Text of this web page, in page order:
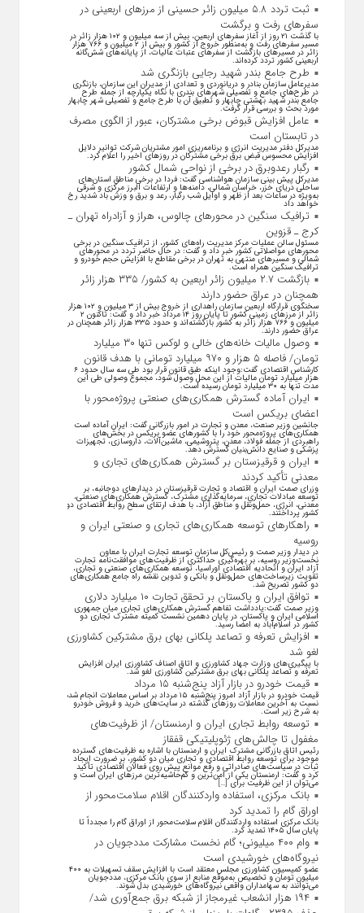
ثبت تردد ۵.۸ میلیون زائر حسینی از مرزهای اربعینی در
سفرهای رفت و برگشت
با گذشت ۲۱ روز از آغاز سفرهای اربعین، بیش از سه میلیون و ۱۰۲ هزار زائر در
مسیر سفرهای رفت و به‌منظور خروج از کشور و بیش از ۲ میلیون و ۷۶۶ هزار
زائر در مسیرهای بازگشت از سفرهای عتبات عالیات، از پایانه‌های شش‌گانه
اربعینی کشور تردد کرده‌اند.
طرح جامع بندر شهید رجایی بازنگری شد
مدیرعامل سازمان بنادر و دریانوردی و تعدادی از مدیران این سازمان، بازنگری
در طرح‌های جامع و تفصیلی شهر‌های بندری با نگاه یکپارچه از جمله طرح
جامع بندر شهید بهشتی چابهار و تطبیق آن با طرح جامع و تفصیلی شهر چابهار
مورد بحث و بررسی قرار گرفت.
عامل افزایش قبوض برخی مشترکان، عبور از الگوی مصرف
در تابستان است
مدیرکل دفتر مدیریت انرژی و برنامه‌ریزی امور مشتریان شرکت توانیر دلایل
افزایش محسوس قبض برق برخی مشترکان در روزهای اخیر را اعلام کرد.
رگبار رعدوبرق در برخی از نواحی شمال کشور
مدیرکل پیش بینی سازمان هواشناسی گفت: فردا در برخی مناطق استان‌های
ساحلی دریای خزر، خراسان شمالی، دامنه‌ها و ارتفاعات البرز مرکزی و شرقی
به‌ویژه در ساعات بعد از ظهر و اوایل شب رگبار، رعد و برق و وزش باد شدید رخ
خواهد داد
ترافیک سنگین در محورهای چالوس، هراز و آزادراه تهران ـ
کرج ـ قزوین
مسئول سالن عملیات مرکز مدیریت راه‌های کشور، از ترافیک سنگین در برخی
محورهای مواصلاتی کشور خبر داد و گفت: در حال حاضر تردد در محورهای
شمالی و مسیرهای منتهی به تهران در برخی مقاطع با افزایش حجم خودرو و
ترافیک سنگین همراه است.
بازگشت ۲.۷ میلیون زائر اربعین به کشور/ ۳۳۵ هزار زائر
همچنان در عراق حضور دارند
سخنگوی قرارگاه اربعین سازمان راهداری از خروج بیش از ۳ میلیون و ۱۰۲ هزار
زائر از مرز‌های زمینی کشور تا پایان روز ۱۴ مرداد خبر داد و گفت: تاکنون ۲
میلیون و ۷۶۶ هزار زائر به کشور بازگشته‌اند و حدود ۳۳۵ هزار زائر همچنان در
عراق حضور دارند.
وصول مالیات خانه‌های خالی و لوکس تنها ۳۰ میلیارد
تومان/ فاصله ۵ هزار و ۹۷۰ میلیارد تومانی با هدف قانون
کارشناس اقتصادی گفت:وجود اینکه طبق قانون قرار بود طی سه سال حدود ۶
هزار میلیارد تومان مالیات از این محل وصول شود، مجموع وصولی طی این
مدت تنها به ۳۰ میلیارد تومان رسیده است.
ایران آماده گسترش همکاری‌های صنعتی پروژه‌محور با
اعضای بریکس است
جانشین وزیر صنعت، معدن و تجارت در امور بازرگانی گفت: ایران آماده است
همکاری‌های پروژه‌محور خود را با کشور‌های عضو بریکس در بخش‌های
راهبردی از جمله فولاد، معدن، پتروشیمی، ماشین‌آلات، داروسازی، تجهیزات
پزشکی و صنایع دانش‌بنیان گسترش دهد.
ایران و قرقیزستان بر گسترش همکاری‌های تجاری و
معدنی تأکید کردند
وزرای صمت ایران و اقتصاد و تجارت قرقیزستان در دیدار‌های دوجانبه، بر
توسعه مبادلات تجاری، سرمایه‌گذاری مشترک، گسترش همکاری‌های صنعتی،
معدنی، انرژی، حمل‌ونقل و مناطق آزاد، با هدف ارتقای سطح روابط اقتصادی دو
کشور پرداختند.
راهکارهای توسعه همکاری‌های تجاری و صنعتی ایران و
روسیه
در دیدار وزیر صمت و رئیس‌کل سازمان توسعه تجارت ایران با معاون
نخست‌وزیر روسیه، بر بهره‌گیری حداکثری از ظرفیت‌های موافقت‌نامه تجارت
آزاد ایران و اتحادیه اقتصادی اوراسیا، توسعه همکاری‌های صنعتی و تجاری،
تقویت زیرساخت‌های حمل‌ونقل و بانکی و تدوین نقشه راه جامع همکاری‌های
دو کشور تصریح شد.
توافق ایران و پاکستان بر تحقق تجارت ۱۰ میلیارد دلاری
وزیر صمت گفت:یادداشت تفاهم گسترش همکاری‌های تجاری میان جمهوری
اسلامی ایران و پاکستان، در پایان دهمین نشست کمیته مشترک تجاری دو
کشور در اسلام‌آباد به امضا رسید.
افزایش تعرفه و تصاعد پلکانی بهای برق مشترکین کشاورزی
لغو شد
با پیگیری‌های وزارت جهاد کشاورزی و اتاق اصناف کشاورزی ایران افزایش
تعرفه و تصاعد پلکانی بهای برق مشترکین کشاورزی لغو شد.
قیمت خودرو در بازار آزاد پنج‌شنبه ۱۵ مرداد
قیمت خودرو در بازار آزاد امروز پنج‌شنبه ۱۵ مرداد بر اساس معاملات انجام شده
نسبت به آخرین معاملات روز‌های گذشته در سایت‌های خرید و فروش خودرو
به شرح زیر است.
توسعه روابط تجاری ایران و ارمنستان/ از ظرفیت‌های
مغفول تا چالش‌های ژئوپلیتیکی قفقاز
رئیس اتاق بازرگانی مشترک ایران و ارمنستان با اشاره به ظرفیت‌های گسترده
موجود برای توسعه روابط اقتصادی و تجاری میان دو کشور، بر ضرورت ایجاد
ثبات در سیاست‌های صادراتی و رفع موانع پیش روی فعالان اقتصادی تأکید
کرد و گفت: ارمنستان یکی از امن‌ترین و کم‌حاشیه‌ترین مرز‌های ایران است و
می‌توان از این ظرفیت برای […]
بانک مرکزی، استفاده واردکنندگان اقلام سلامت‌محور از
اوراق گام را تمدید کرد
بانک مرکزی استفاده واردکنندگان اقلام سلامت‌محور از اوراق گام را مجدداً تا
پایان سال ۱۴۰۵ تمدید کرد.
وام ۴۰۰ میلیونی؛ گام نخست مشارکت مددجویان در
نیروگاه‌های خورشیدی است
عضو کمیسیون کشاورزی مجلس معتقد است با افزایش سقف تسهیلات به ۴۰۰
میلیون تومان و تخصیص به‌موقع منابع از سوی بانک مرکزی، مددجویان
می‌توانند به سهامداران واقعی نیروگاه‌های خورشیدی بدل شوند.
۱۹۴ هزار انشعاب غیرمجاز از شبکه برق جمع‌آوری شد/